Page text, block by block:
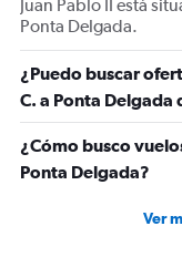
1500.
Juan Pablo II está
Ponta Delgada.
¿Puedo buscar
C. a Ponta Delgada
¿Cómo busco
Ponta Delgada?
Ver